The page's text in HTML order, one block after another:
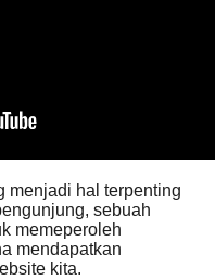
menjadi hal terpenting
sebuah
memeperoleh
mendapatkan
kita.